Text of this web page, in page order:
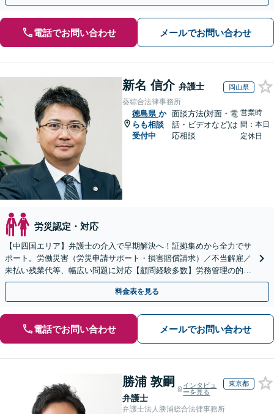
電話でお問い合わせ メールでお問い合わせ
新名 信介 弁護士 岡山県
葵綜合法律事務所
徳島県 か
らも相談
受付中
面談方法(対面・電
話・ビデオなど)は
応相談
営業時
間：本日
定休日
労災認定・対応
【中四国エリア】弁護士の介入で早期解決へ！証拠集めから全力でサ
ポート。労働災害（労災申請サポート・損害賠償請求）／不当解雇／
未払い残業代等、幅広い問題に対応【顧問経験多数】労務管理の的確
なアドバイスに注力【夜間・休日対応】【岡山駅10分】
料金表を見る
電話でお問い合わせ メールでお問い合わせ
勝浦 敦嗣
弁護士
インタビュ
ーを見る
東京都
弁護士法人勝浦総合法律事務所